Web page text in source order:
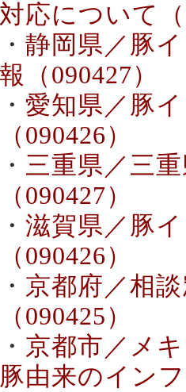
対応について
・ 静岡県／豚
報（090427）
・ 愛知県／豚
（090426）
・ 三重県／三
（090427）
・ 滋賀県／豚
（090426）
・ 京都府／相
（090425）
・ 京都市／メ
豚由来のイン